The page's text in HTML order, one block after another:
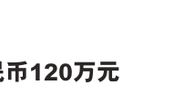
120万元